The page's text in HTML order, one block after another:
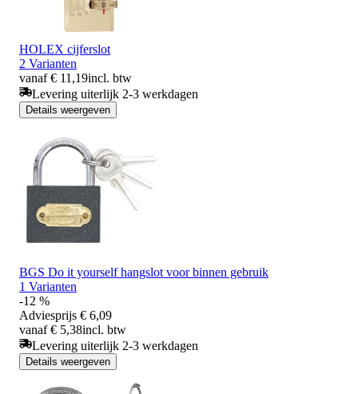
HOLEX cijferslot
2 Varianten
vanaf € 11,19incl. btw
Levering uiterlijk 2-3 werkdagen
Details weergeven
BGS Do it yourself hangslot voor binnen gebruik
1 Varianten
-12 %
Adviesprijs € 6,09
vanaf € 5,38incl. btw
Levering uiterlijk 2-3 werkdagen
Details weergeven